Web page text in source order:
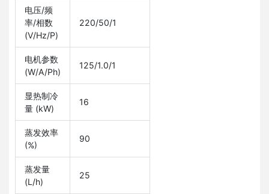
电压/频
率/相数
(V/Hz/P)
220/50/1
电机参数
(W/A/Ph)
125/1.0/1
显热制冷
量 (kW)
16
蒸发效率
(%)
90
蒸发量
(L/h)
25